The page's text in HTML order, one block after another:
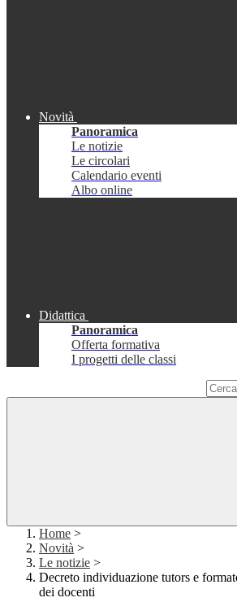
Novità
Panoramica
Le notizie
Le circolari
Calendario eventi
Albo online
Didattica
Panoramica
Offerta formativa
I progetti delle classi
Home >
Novità >
Le notizie >
Decreto individuazione tutors e
dei docenti